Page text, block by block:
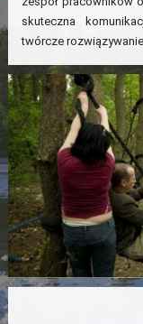
skuteczna
twórcze